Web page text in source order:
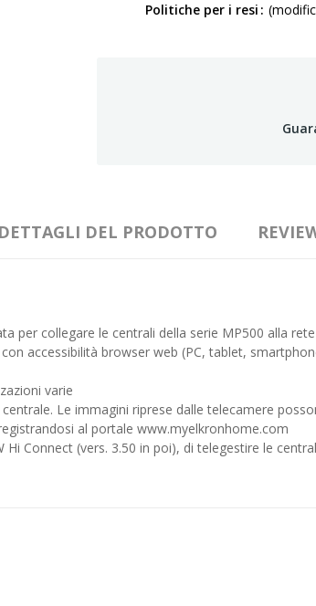
Politiche per i resi
DETTAGLI DEL PRODOTTO
per collegare le centrali della serie MP500 alla
accessibilità browser web (PC, tablet,
varie
Le immagini riprese dalle telecamere
al portale www.myelkronhome.com
Connect (vers. 3.50 in poi), di telegestire le